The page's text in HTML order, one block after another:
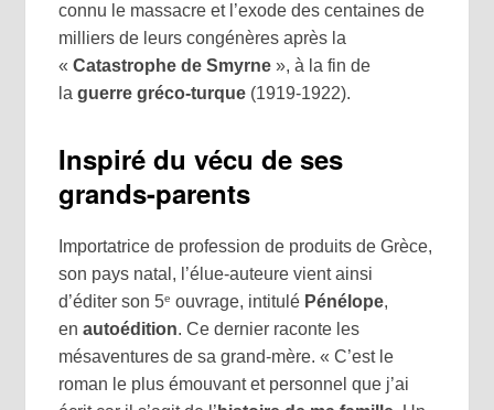
connu le massacre et l’exode des centaines de
milliers de leurs congénères après la
«Catastrophe de Smyrne », à la fin de
laguerre gréco-turque (1919-1922).
Inspiré du vécu de ses
grands-parents
Importatrice de profession de produits de Grèce,
son pays natal, l’élue-auteure vient ainsi
d’éditer son 5e ouvrage, intitulé Pénélope,
enautoédition. Ce dernier raconte les
mésaventures de sa grand-mère. « C’est le
roman le plus émouvant et personnel que j’ai